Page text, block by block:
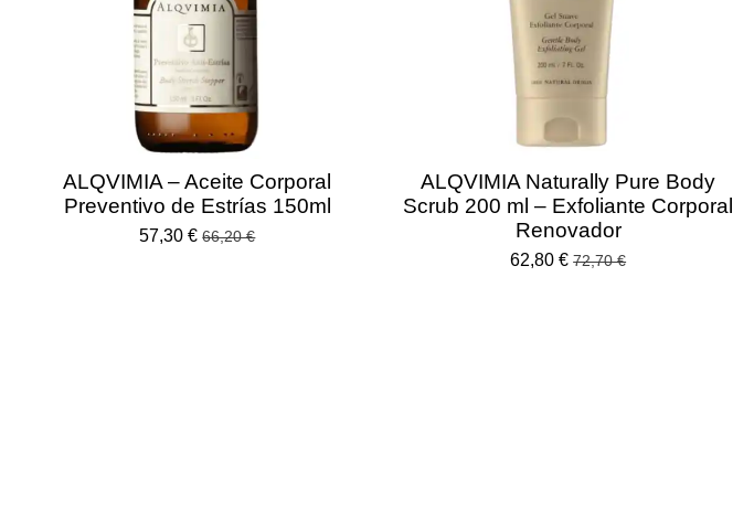
ALQVIMIA – Aceite Corporal
Preventivo de Estrías 150ml
57,30 € 66,20 €
ALQVIMIA Naturally Pure Body
Scrub 200 ml – Exfoliante Corporal
Renovador
62,80 € 72,70 €